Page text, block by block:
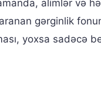
alimlər və
gərginlik
yoxsa sadəcə